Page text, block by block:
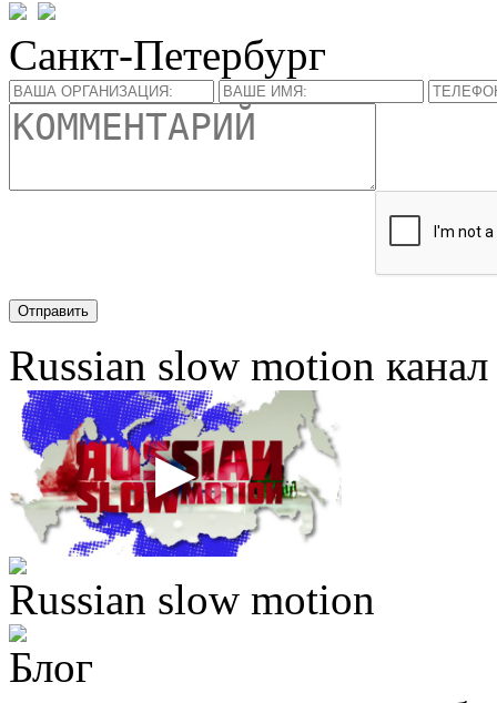
Санкт-Петербург
Russian slow motion
Russian slow motion
Блог